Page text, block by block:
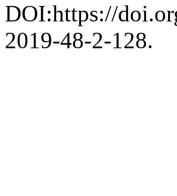
DOI:https://
2019-48-2-128.